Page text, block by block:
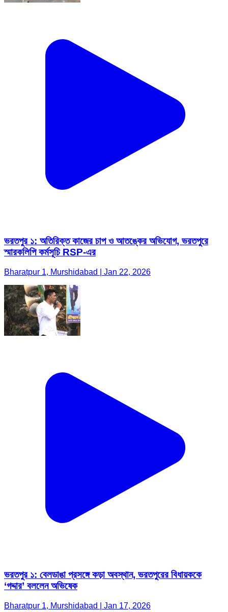
ভরতপুর ১: অতিরিক্ত কাজের চাপ ও আতঙ্কের অভিযোগ, ভরতপুরে
স্মারকলিপি কর্মসূচি RSP-এর
Bharatpur 1, Murshidabad | Jan 22, 2026
ভরতপুর ১: বেলডাঙা প্রসঙ্গে কড়া অবস্থান, ভরতপুরের বিধায়ককে
‘গদ্দার’ বললেন অভিষেক
Bharatpur 1, Murshidabad | Jan 17, 2026